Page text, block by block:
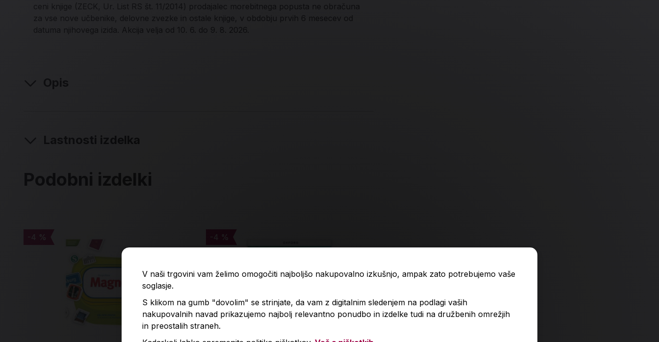
ceni knjige (ZECK, Ur. List RS št. 11/2014) prodajalec morebitnega popusta ne obračuna
za vse nove učbenike, delovne zvezke in ostale knjige, v obdobju prvih 6 mesecev od
datuma njihovega izida. Akcija velja od 10. 6. do 9. 8. 2026.
Opis
Lastnosti izdelka
Podobni izdelki
-4 %
-4 % -4 %
-4 %
V naši trgovini vam želimo omogočiti najboljšo nakupovalno izkušnjo, ampak zato potrebujemo vaše
soglasje.
S klikom na gumb "dovolim" se strinjate, da vam z digitalnim sledenjem na podlagi vaših
nakupovalnih navad prikazujemo najbolj relevantno ponudbo in izdelke tudi na družbenih omrežjih
in preostalih straneh.